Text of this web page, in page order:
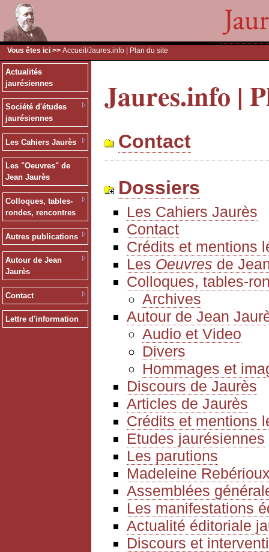
Vous êtes ici >> Accueil /Jaures.info | Plan du site
Actualités
jaurésiennes
Société d'études
jaurésiennes
Les Cahiers Jaurès
Les "Oeuvres" de
Jean Jaurès
Colloques, tables-
rondes, rencontres
Autres publications
Autour de Jean
Jaurès
Contact
Lettre d'information
Jaures.info |
Contact
Dossiers
Les Cahiers Jaurès
Contact
Crédits et mentions
Les Oeuvres de
Colloques, tables-
Archives
Autour de Jean
Audio et Video
Divers
Hommages et
Discours de Jaurès
Articles de Jaurès
Crédits et mentions
Etudes jaurésiennes
Les parutions
Madeleine
Assemblées
Les manifestations
Actualité éditoriale
Discours et